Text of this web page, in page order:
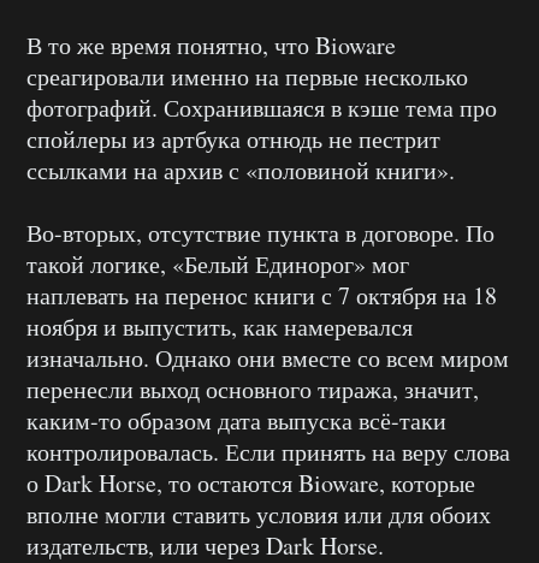
В то же время понятно, что Bioware
среагировали именно на первые несколько
фотографий. Сохранившаяся в кэше тема про
спойлеры из артбука отнюдь не пестрит
ссылками на архив с «половиной книги».
Во-вторых, отсутствие пункта в договоре. По
такой логике, «Белый Единорог» мог
наплевать на перенос книги с 7 октября на 18
ноября и выпустить, как намеревался
изначально. Однако они вместе со всем миром
перенесли выход основного тиража, значит,
каким-то образом дата выпуска всё-таки
контролировалась. Если принять на веру слова
о Dark Horse, то остаются Bioware, которые
вполне могли ставить условия или для обоих
издательств, или через Dark Horse.